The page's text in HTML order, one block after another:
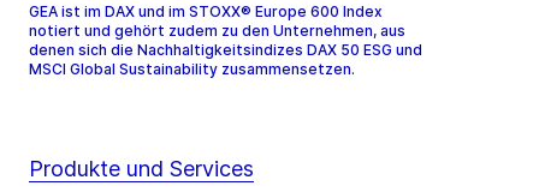
GEA ist im DAX und im STOXX® Europe 600 Index
notiert und gehört zudem zu den Unternehmen, aus
denen sich die Nachhaltigkeitsindizes DAX 50 ESG und
MSCI Global Sustainability zusammensetzen.
Produkte und Services